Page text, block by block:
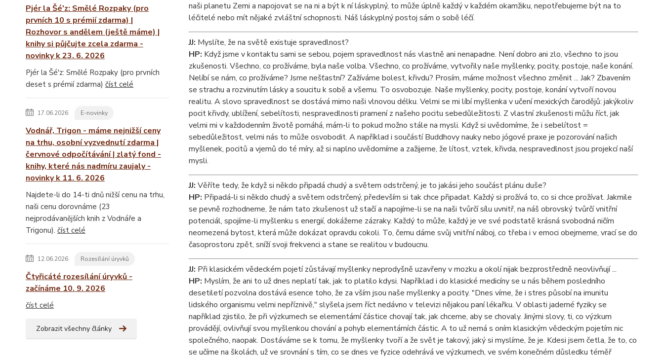
Pjér la Šé'z: Smělé Rozpaky (pro
prvních 10 s prémií zdarma) |
Rozhovor s andělem (ještě máme) |
knihy si půjčujte zcela zdarma -
novinky k 23. 6. 2026
Pjér la Šé'z: Smělé Rozpaky (pro prvních
deset s prémií zdarma) číst celé
17.06.2026 E-novinky
Vodnář, Trigon - máme nejnižší ceny
na trhu, osobní vyzvednutí zdarma |
červnové odpočítávání | zlatý fond -
knihy, které nás nadmíru zaujaly -
novinky k 11. 6. 2026
Najdete-li do 14-ti dnů nižší cenu na trhu,
naši cenu dorovnáme (23
nejprodávanějších knih z Vodnáře a
Trigonu). číst celé
12.06.2026 Rozesílání úryvků
Čtyřicáté rozesílání úryvků -
začínáme 10. 9. 2026
číst celé
Zobrazit všechny články
naši planetu Zemi a napojovat se na ni a být k ní láskyplný, to může úplně každý v každém okamžiku, nepotřebujeme být na to
léčitelé nebo mít nějaké zvláštní schopnosti. Náš láskyplný postoj sám o sobě léčí.
JJ: Myslíte, že na světě existuje spravedlnost?
HP: Když jsme v kontaktu sami se sebou, pojem spravedlnost nás vlastně ani nenapadne. Není dobro ani zlo, všechno to jsou
zkušenosti. Všechno, co prožíváme, byla naše volba. Všechno, co prožíváme, vytvořily naše myšlenky, pocity, postoje, naše konání.
Nelíbí se nám, co prožíváme? Jsme nešťastní? Zažíváme bolest, křivdu? Prosím, máme možnost všechno změnit ... Jak? Zbavením
se strachu a rozvinutím lásky a soucitu k sobě a všemu. To osvobozuje. Naše myšlenky, pocity, postoje, konání vytvoří novou
realitu. A slovo spravedlnost se dostává mimo naši vlnovou délku. Velmi se mi líbí myšlenka v učení mexických čarodějů: jakýkoliv
pocit křivdy, ublížení, sebelítosti, nespravedlnosti pramení z našeho pocitu sebedůležitosti. Z vlastní zkušenosti můžu říct, jak
velmi mi v každodenním životě pomáhá, mám-li to pokud možno stále na mysli. Když si uvědomíme, že i sebelítost =
sebedůležitost, velmi nás to může osvobodit. A například i součástí Buddhovy nauky nebo jógové praxe je pozorování našich
myšlenek, pocitů a vjemů do té míry, až si naplno uvědomíme a zažijeme, že lítost, vztek, křivda, nespravedlnost jsou projekcí naší
mysli.
JJ: Věříte tedy, že když si někdo připadá chudý a světem odstrčený, je to jakási jeho součást plánu duše?
HP: Připadá-li si někdo chudý a světem odstrčený, především si tak chce připadat. Každý si prožívá to, co si chce prožívat. Jakmile
se pevně rozhodneme, že nám tato zkušenost už stačí a napojíme-li se na naši tvůrčí sílu uvnitř, na náš obrovský tvůrčí vnitřní
potenciál, spojíme-li myšlenku s energií, dokážeme zázraky. Každý to může, každý je ve své podstatě krásná svobodná ničím
neomezená bytost, která může dokázat opravdu cokoli. To, čemu dáme svůj vnitřní náboj, co třeba i v emoci obejmeme, vrací se do
časoprostoru zpět, sníží svoji frekvenci a stane se realitou v budoucnu.
JJ: Při klasickém vědeckém pojetí zůstávají myšlenky neprodyšně uzavřeny v mozku a okolí nijak bezprostředně neovlivňují ...
HP: Myslím, že ani to už dnes neplatí tak, jak to platilo kdysi. Například i do klasické medicíny se u nás během posledního
desetiletí pozvolna dostává esence toho, že za vším jsou naše myšlenky a pocity. "Dnes víme, že i stres působí na imunitu
lidského organismu velmi nepříznivě," slyšela jsem říct nedávno v televizi nějakou paní lékařku. V oblasti jaderné fyziky se
například zjistilo, že při výzkumech se elementární částice chovají tak, jak chceme, aby se chovaly. Jinými slovy, ti, co výzkum
provádějí, ovlivňují svou myšlenkou chování a pohyb elementárních částic. A to už nemá s oním klasickým vědeckým pojetím nic
společného, naopak. Dostáváme se k tomu, že myšlenky tvoří a že svět je takový, jaký si myslíme, že je. Kdesi jsem četla, že to, co
se učíme na školách, už ve srovnání s tím, co se dnes ve fyzice odehrává ve výzkumech, ve svém konečném důsledku téměř